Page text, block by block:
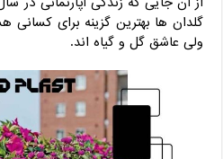
گلدان ‌ها بهترین گزینه برای
ولی عاشق گل و گیاه ‌اند.